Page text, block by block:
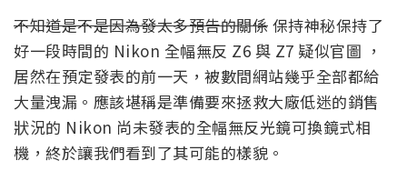
不知道是不是因為發太多預告的關係 保持神秘保持了
好一段時間的 Nikon 全幅無反 Z6 與 Z7 疑似官圖 ，
居然在預定發表的前一天，被數間網站幾乎全部都給
大量洩漏。應該堪稱是準備要來拯救大廠低迷的銷售
狀況的 Nikon 尚未發表的全幅無反光鏡可換鏡式相
機，終於讓我們看到了其可能的樣貌。